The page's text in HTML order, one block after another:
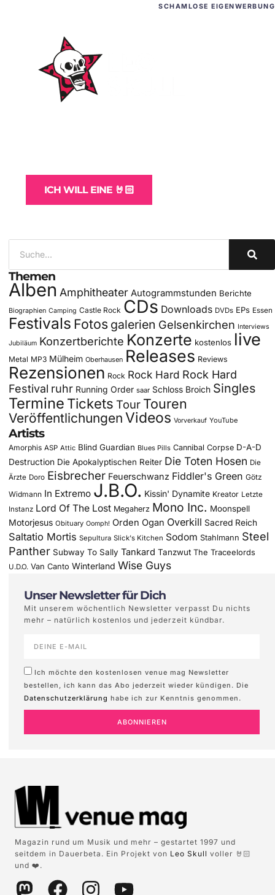
SCHAMLOSE EIGENWERBUNG
ICH WILL EINE 🤘🏻
Themen
Alben Amphitheater Autogrammstunden Berichte
Biographien Camping Castle Rock CDs Downloads DVDs EPs Essen
Festivals Fotos galerien Gelsenkirchen Interviews
Jubiläum Konzertberichte Konzerte kostenlos live
Metal MP3 Mülheim Oberhausen Releases Reviews
Rezensionen Rock Rock Hard Rock Hard
Festival ruhr Running Order saar Schloss Broich Singles
Termine Tickets Tour Touren
Veröffentlichungen Videos Vorverkauf YouTube
Artists
Amorphis ASP Attic Blind Guardian Blues Pills Cannibal Corpse D-A-D
Destruction Die Apokalyptischen Reiter Die Toten Hosen Die
Ärzte Doro Eisbrecher Feuerschwanz Fiddler's Green Götz
Widmann In Extremo J.B.O. Kissin' Dynamite Kreator Letzte
Instanz Lord Of The Lost Megaherz Mono Inc. Moonspell
Motorjesus Obituary Oomph! Orden Ogan Overkill Sacred Reich
Saltatio Mortis Sepultura Slick's Kitchen Sodom Stahlmann Steel
Panther Subway To Sally Tankard Tanzwut The Traceelords
U.D.O. Van Canto Winterland Wise Guys
Unser Newsletter für Dich
Mit unserem wöchentlich Newsletter verpasst Du nichts
mehr – natürlich kostenlos und jederzeit kündbar.
Ich möchte den kostenlosen venue mag Newsletter
bestellen, ich kann das Abo jederzeit wieder kündigen. Die
Datenschutzerklärung habe ich zur Kenntnis genommen.
ABONNIEREN
Magazin rund um Musik und mehr – gestartet 1997 und
seitdem in Dauerbeta. Ein Projekt von Leo Skull voller 🤘🏻
und ❤️.